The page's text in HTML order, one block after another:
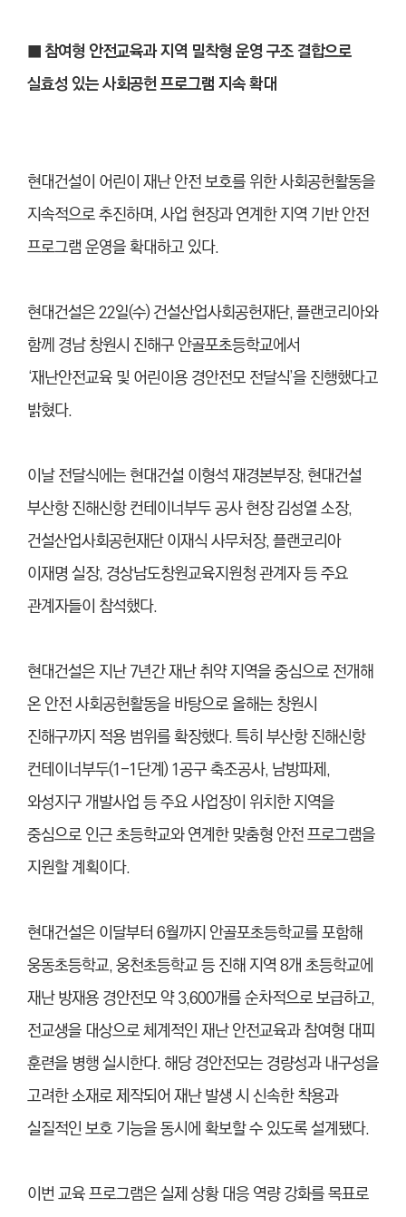
■ 참여형 안전교육과 지역 밀착형 운영 구조 결합으로
실효성 있는 사회공헌 프로그램 지속 확대
현대건설이 어린이 재난 안전 보호를 위한 사회공헌활동을
지속적으로 추진하며, 사업 현장과 연계한 지역 기반 안전
프로그램 운영을 확대하고 있다.
현대건설은 22일(수) 건설산업사회공헌재단, 플랜코리아와
함께 경남 창원시 진해구 안골포초등학교에서
‘재난안전교육 및 어린이용 경안전모 전달식’을 진행했다고
밝혔다.
이날 전달식에는 현대건설 이형석 재경본부장, 현대건설
부산항 진해신항 컨테이너부두 공사 현장 김성열 소장,
건설산업사회공헌재단 이재식 사무처장, 플랜코리아
이재명 실장, 경상남도창원교육지원청 관계자 등 주요
관계자들이 참석했다.
현대건설은 지난 7년간 재난 취약 지역을 중심으로 전개해
온 안전 사회공헌활동을 바탕으로 올해는 창원시
진해구까지 적용 범위를 확장했다. 특히 부산항 진해신항
컨테이너부두(1-1단계) 1공구 축조공사, 남방파제,
와성지구 개발사업 등 주요 사업장이 위치한 지역을
중심으로 인근 초등학교와 연계한 맞춤형 안전 프로그램을
지원할 계획이다.
현대건설은 이달부터 6월까지 안골포초등학교를 포함해
웅동초등학교, 웅천초등학교 등 진해 지역 8개 초등학교에
재난 방재용 경안전모 약 3,600개를 순차적으로 보급하고,
전교생을 대상으로 체계적인 재난 안전교육과 참여형 대피
훈련을 병행 실시한다. 해당 경안전모는 경량성과 내구성을
고려한 소재로 제작되어 재난 발생 시 신속한 착용과
실질적인 보호 기능을 동시에 확보할 수 있도록 설계됐다.
이번 교육 프로그램은 실제 상황 대응 역량 강화를 목표로